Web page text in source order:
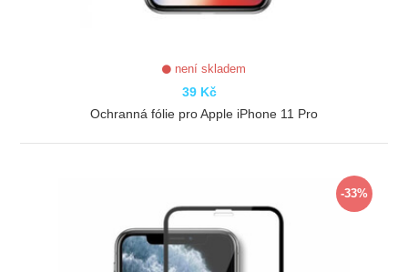
není skladem
39 Kč
Ochranná fólie pro Apple iPhone 11 Pro
-33%